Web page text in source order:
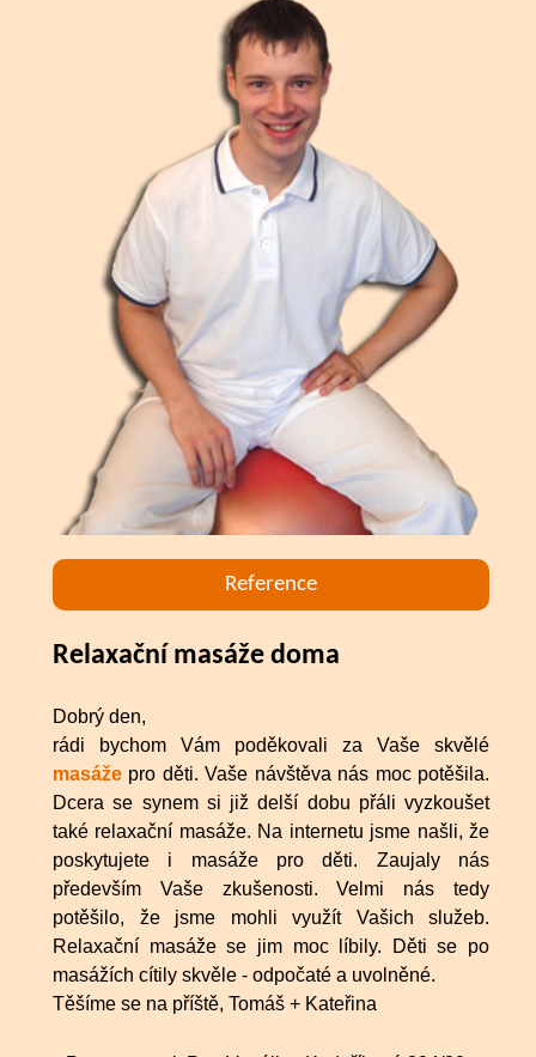
Reference
Relaxační masáže doma
Dobrý den,
rádi bychom Vám poděkovali za Vaše skvělé
masáže pro děti. Vaše návštěva nás moc potěšila.
Dcera se synem si již delší dobu přáli vyzkoušet
také relaxační masáže. Na internetu jsme našli, že
poskytujete i masáže pro děti. Zaujaly nás
především Vaše zkušenosti. Velmi nás tedy
potěšilo, že jsme mohli využít Vašich služeb.
Relaxační masáže se jim moc líbily. Děti se po
masážích cítily skvěle - odpočaté a uvolněné.
Těšíme se na příště, Tomáš + Kateřina